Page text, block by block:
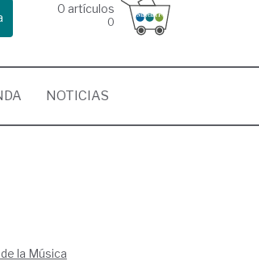
0 artículos
0
NOTICIAS
la Música